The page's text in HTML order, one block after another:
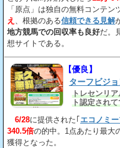
「原点」は独自の無料コンテン
え 、根拠のある信頼できる見解
地方競馬での回収率も良好だ。
想サイトである。
【優良】
ターフビジ
トレセンリ
ト認定され
6/28に提供された｢ エコノミ
340.5倍の的中。1点あたり最大
獲得となった。